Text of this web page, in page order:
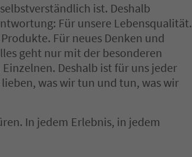
ist. Deshalb
Für unsere Lebensqualität.
Für neues Denken und
geht nur mit der besonderen
Deshalb ist für uns jeder
was wir tun und tun, was wir
In jedem Erlebnis, in jedem